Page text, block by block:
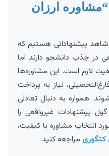
“مشاوره ارزان
شاهد پیشنهاداتی هستیم که
در جذب دانشجو دارند اما
لازم است. این مشاوره‌ها
نیاز به پرداخت
همواره به دنبال تعادلی
پیشنهادات غیرواقعی را
انتخاب مشاوره با کیفیت،
کتگوری مراجعه کنید.